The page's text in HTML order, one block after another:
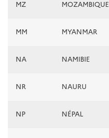
MZ MOZAMBIQUE
MM MYANMAR
NA NAMIBIE
NR NAURU
NP NÉPAL